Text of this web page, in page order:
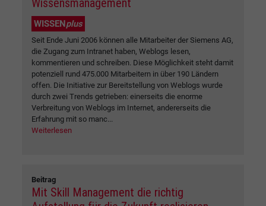
WISSENplus
Seit Ende Juni 2006 können alle Mitarbeiter der Siemens AG,
die Zugang zum Intranet haben, Weblogs lesen,
kommentieren und schreiben. Diese Möglichkeit steht damit
potenziell rund 475.000 Mitarbeitern in über 190 Ländern
offen. Die Initiative zur Bereitstellung von Weblogs wurde
durch zwei Trends getrieben: einerseits die enorme
Verbreitung von Weblogs im Internet, andererseits die
Erfahrung mit so manc...
Weiterlesen
Beitrag
Mit Skill Management die richtig